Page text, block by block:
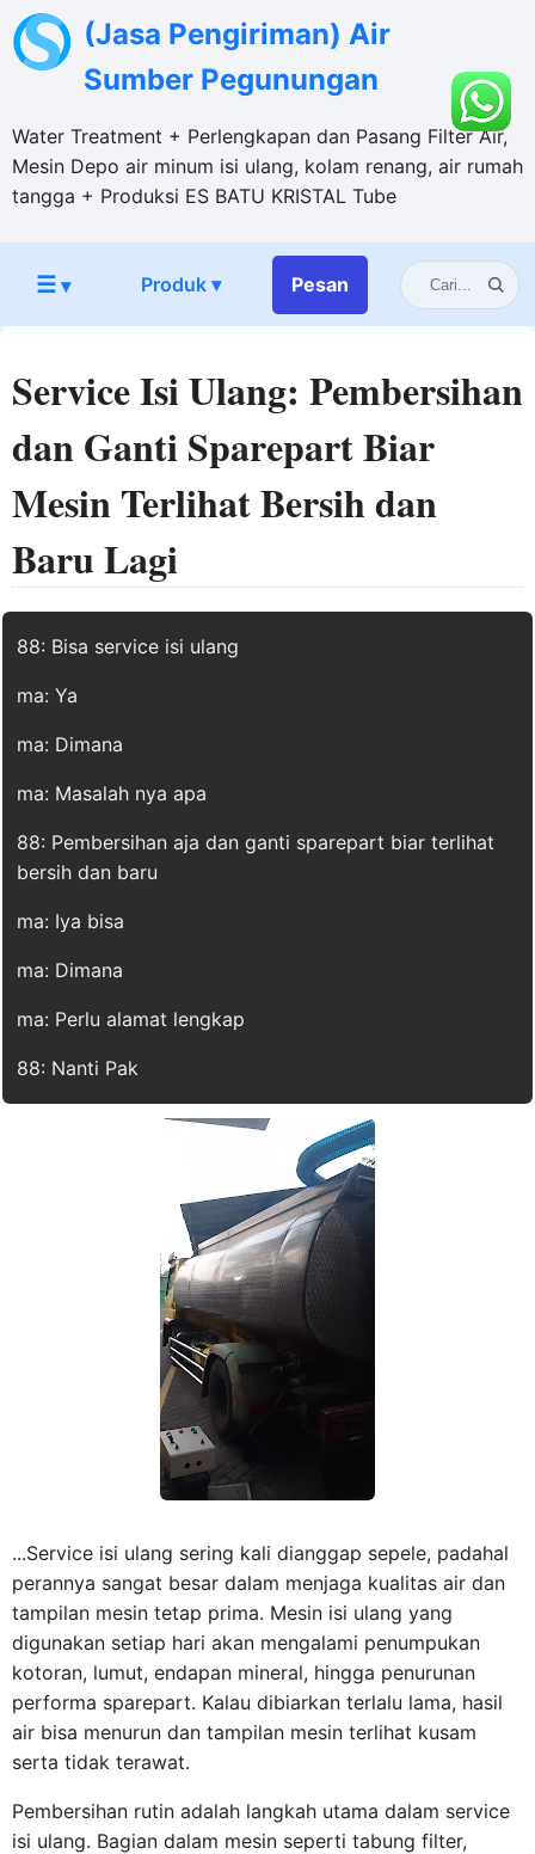
(Jasa Pengiriman) Air
Sumber Pegunungan
Water Treatment + Perlengkapan dan Pasang Filter Air,
Mesin Depo air minum isi ulang, kolam renang, air rumah
tangga + Produksi ES BATU KRISTAL Tube
☰▾ Produk ▾ Pesan
Service Isi Ulang: Pembersihan
dan Ganti Sparepart Biar
Mesin Terlihat Bersih dan
Baru Lagi
88: Bisa service isi ulang
ma: Ya
ma: Dimana
ma: Masalah nya apa
88: Pembersihan aja dan ganti sparepart biar terlihat
bersih dan baru
ma: Iya bisa
ma: Dimana
ma: Perlu alamat lengkap
88: Nanti Pak
...Service isi ulang sering kali dianggap sepele, padahal
perannya sangat besar dalam menjaga kualitas air dan
tampilan mesin tetap prima. Mesin isi ulang yang
digunakan setiap hari akan mengalami penumpukan
kotoran, lumut, endapan mineral, hingga penurunan
performa sparepart. Kalau dibiarkan terlalu lama, hasil
air bisa menurun dan tampilan mesin terlihat kusam
serta tidak terawat.
Pembersihan rutin adalah langkah utama dalam service
isi ulang. Bagian dalam mesin seperti tabung filter,